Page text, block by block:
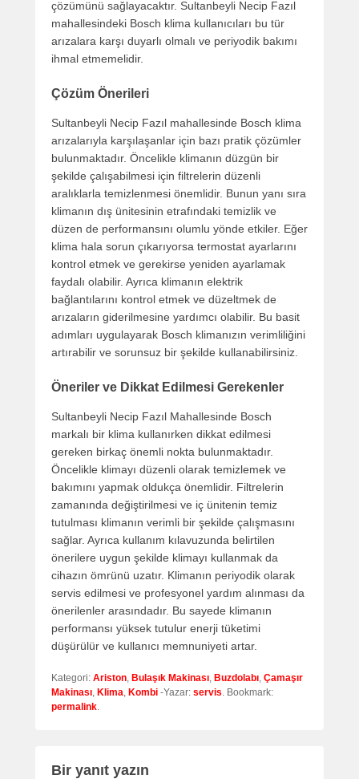
çözümünü sağlayacaktır. Sultanbeyli Necip Fazıl
mahallesindeki Bosch klima kullanıcıları bu tür
arızalara karşı duyarlı olmalı ve periyodik bakımı
ihmal etmemelidir.
Çözüm Önerileri
Sultanbeyli Necip Fazıl mahallesinde Bosch klima
arızalarıyla karşılaşanlar için bazı pratik çözümler
bulunmaktadır. Öncelikle klimanın düzgün bir
şekilde çalışabilmesi için filtrelerin düzenli
aralıklarla temizlenmesi önemlidir. Bunun yanı sıra
klimanın dış ünitesinin etrafındaki temizlik ve
düzen de performansını olumlu yönde etkiler. Eğer
klima hala sorun çıkarıyorsa termostat ayarlarını
kontrol etmek ve gerekirse yeniden ayarlamak
faydalı olabilir. Ayrıca klimanın elektrik
bağlantılarını kontrol etmek ve düzeltmek de
arızaların giderilmesine yardımcı olabilir. Bu basit
adımları uygulayarak Bosch klimanızın verimliliğini
artırabilir ve sorunsuz bir şekilde kullanabilirsiniz.
Öneriler ve Dikkat Edilmesi Gerekenler
Sultanbeyli Necip Fazıl Mahallesinde Bosch
markalı bir klima kullanırken dikkat edilmesi
gereken birkaç önemli nokta bulunmaktadır.
Öncelikle klimayı düzenli olarak temizlemek ve
bakımını yapmak oldukça önemlidir. Filtrelerin
zamanında değiştirilmesi ve iç ünitenin temiz
tutulması klimanın verimli bir şekilde çalışmasını
sağlar. Ayrıca kullanım kılavuzunda belirtilen
önerilere uygun şekilde klimayı kullanmak da
cihazın ömrünü uzatır. Klimanın periyodik olarak
servis edilmesi ve profesyonel yardım alınması da
önerilenler arasındadır. Bu sayede klimanın
performansı yüksek tutulur enerji tüketimi
düşürülür ve kullanıcı memnuniyeti artar.
Kategori: Ariston Bulaşık Makinası Buzdolabı Çamaşır
Makinası Klima Kombi -Yazar: servis . Bookmark:
permalink
Bir yanıt yazın